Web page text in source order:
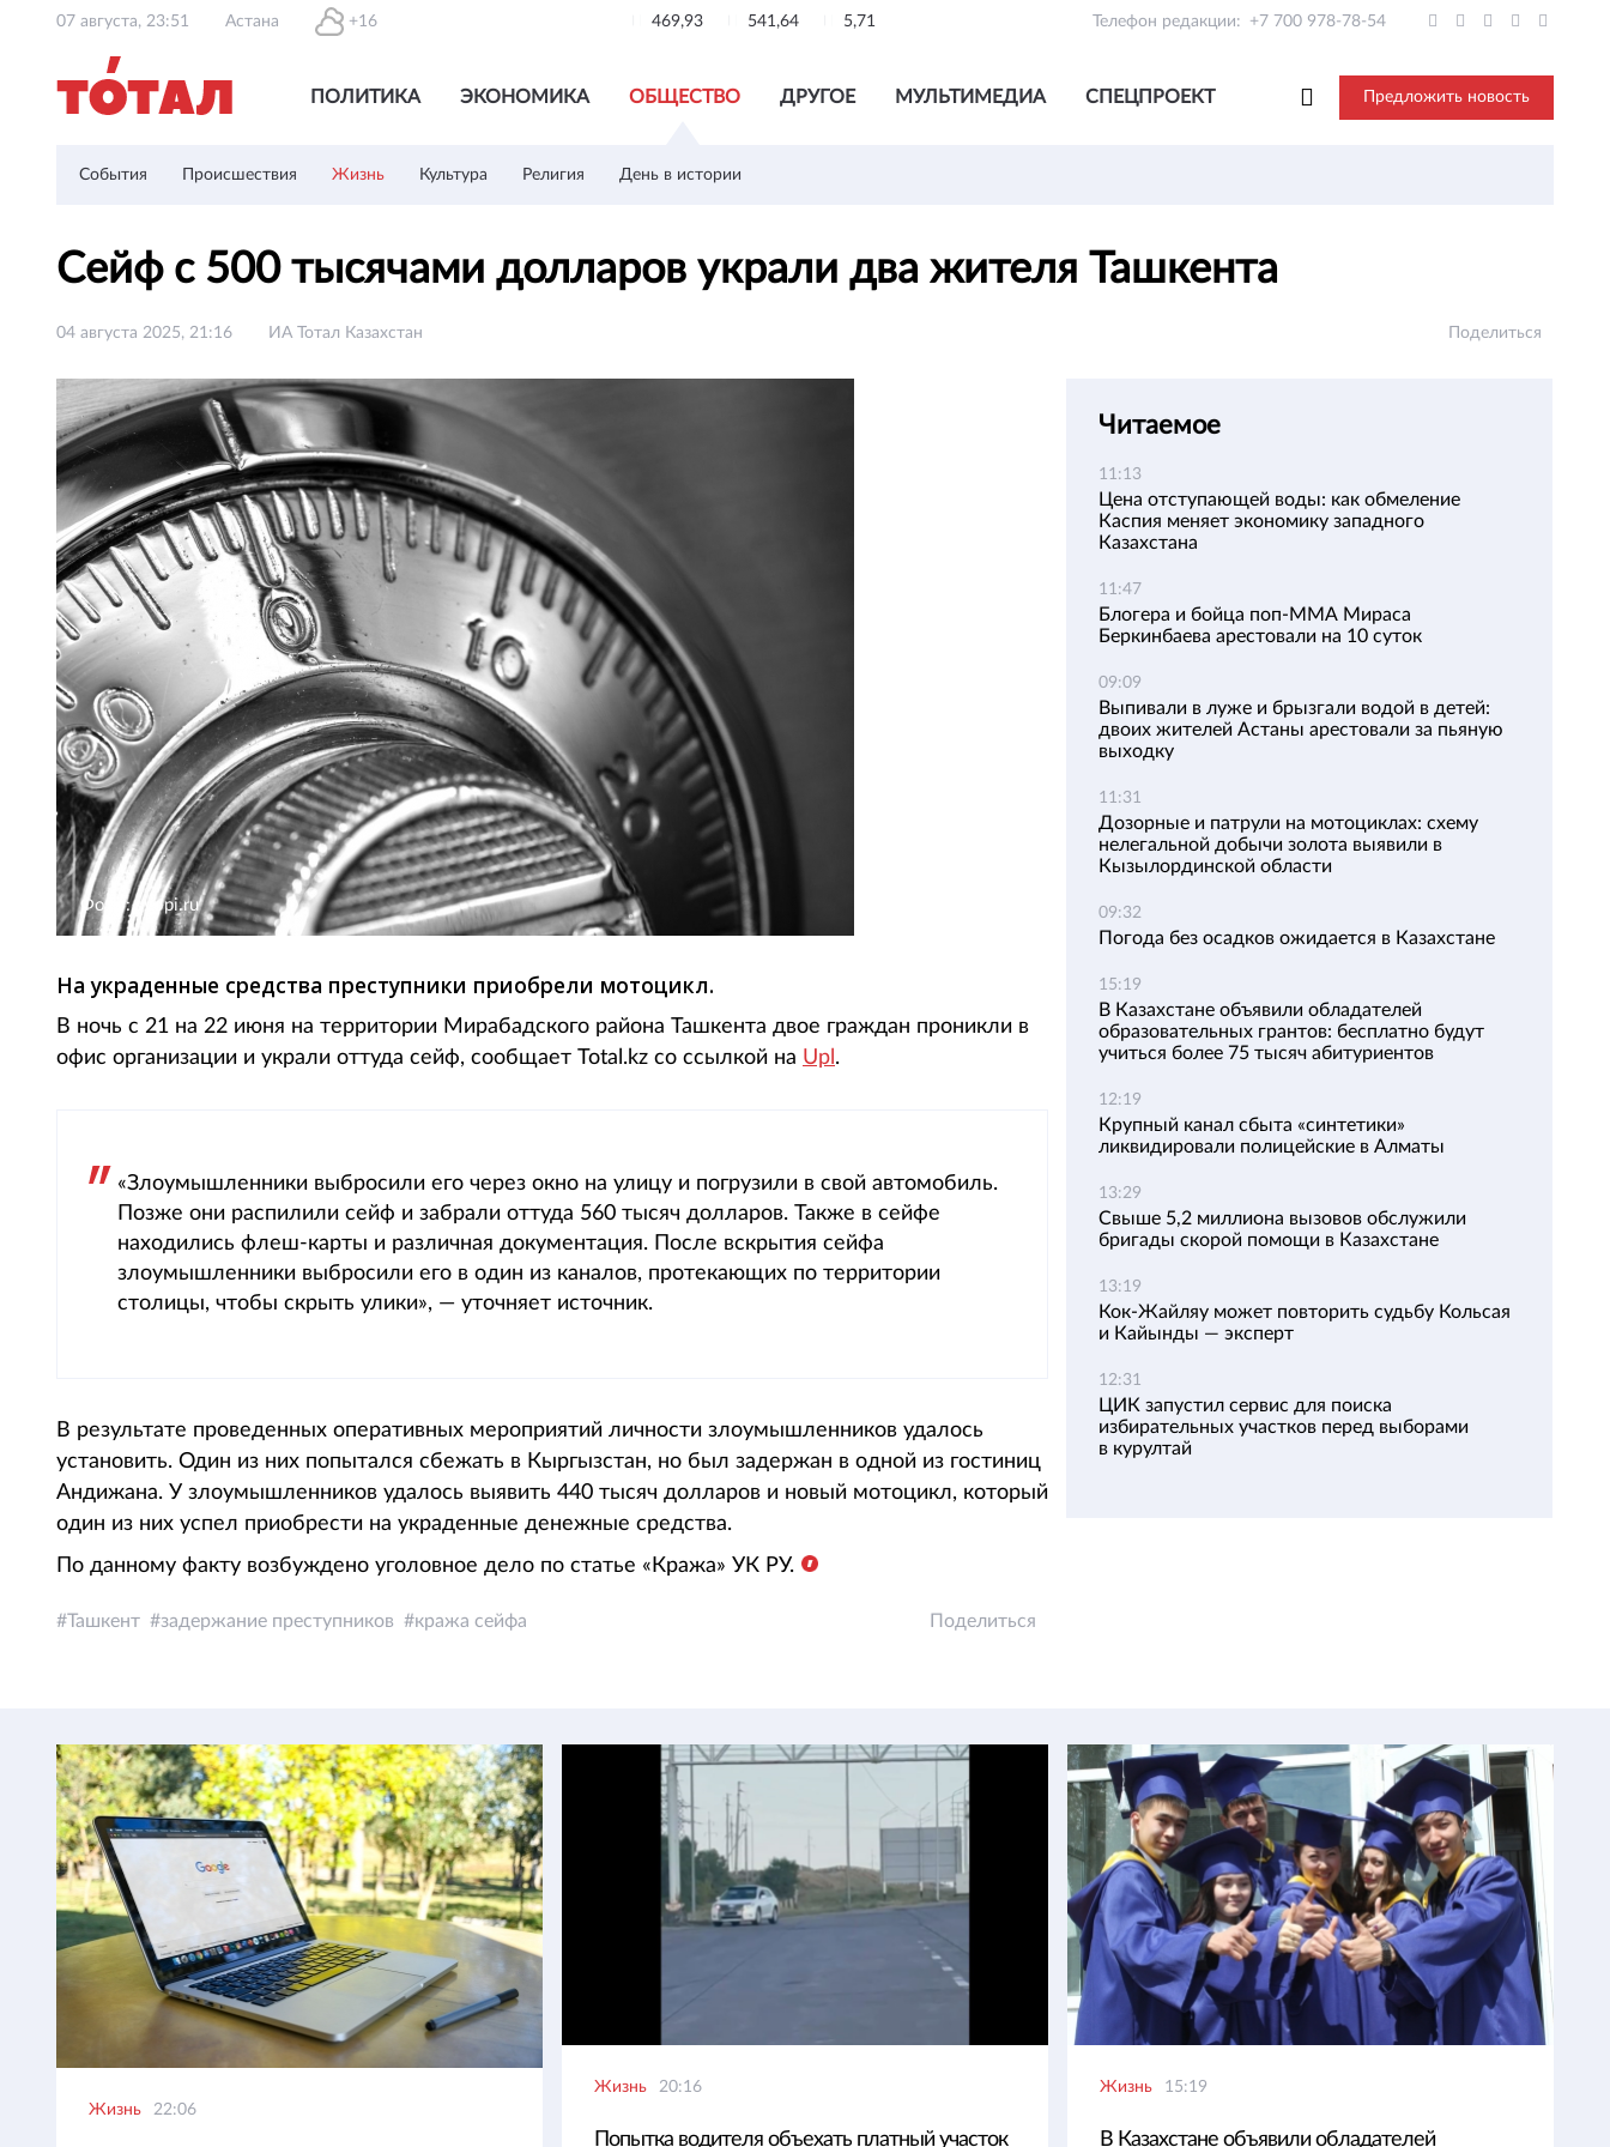
07 августа, 23:51 Астана +16 469,93 541,64 5,71 Телефон редакции: +7 700 978-78-54
ПОЛИТИКА ЭКОНОМИКА ОБЩЕСТВО ДРУГОЕ МУЛЬТИМЕДИА СПЕЦПРОЕКТ Предложить новость
События Происшествия Жизнь Культура Религия День в истории
Сейф с 500 тысячами долларов украли два жителя Ташкента
04 августа 2025, 21:16 ИА Тотал Казахстан Поделиться
Фото: svopi.ru
На украденные средства преступники приобрели мотоцикл.
В ночь с 21 на 22 июня на территории Мирабадского района Ташкента двое граждан проникли в
офис организации и украли оттуда сейф, сообщает Total.kz со ссылкой на Upl .
«Злоумышленники выбросили его через окно на улицу и погрузили в свой автомобиль.
Позже они распилили сейф и забрали оттуда 560 тысяч долларов. Также в сейфе
находились флеш-карты и различная документация. После вскрытия сейфа
злоумышленники выбросили его в один из каналов, протекающих по территории
столицы, чтобы скрыть улики», — уточняет источник.
В результате проведенных оперативных мероприятий личности злоумышленников удалось
установить. Один из них попытался сбежать в Кыргызстан, но был задержан в одной из гостиниц
Андижана. У злоумышленников удалось выявить 440 тысяч долларов и новый мотоцикл, который
один из них успел приобрести на украденные денежные средства.
По данному факту возбуждено уголовное дело по статье «Кража» УК РУ.
Ташкент задержание преступников кража сейфа Поделиться
Читаемое
11:13
Цена отступающей воды: как обмеление
Каспия меняет экономику западного
Казахстана
11:47
Блогера и бойца поп-ММА Мираса
Беркинбаева арестовали на 10 суток
09:09
Выпивали в луже и брызгали водой в детей:
двоих жителей Астаны арестовали за пьяную
выходку
11:31
Дозорные и патрули на мотоциклах: схему
нелегальной добычи золота выявили в
Кызылординской области
09:32
Погода без осадков ожидается в Казахстане
15:19
В Казахстане объявили обладателей
образовательных грантов: бесплатно будут
учиться более 75 тысяч абитуриентов
12:19
Крупный канал сбыта «синтетики»
ликвидировали полицейские в Алматы
13:29
Свыше 5,2 миллиона вызовов обслужили
бригады скорой помощи в Казахстане
13:19
Кок-Жайляу может повторить судьбу Кольсая
и Кайынды — эксперт
12:31
ЦИК запустил сервис для поиска
избирательных участков перед выборами
в курултай
Жизнь 22:06
Жизнь 20:16
Попытка водителя объехать платный участок
Жизнь 15:19
В Казахстане объявили обладателей